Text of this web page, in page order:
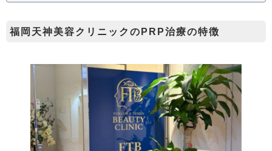
福岡天神美容クリニックのPRP治療の特徴